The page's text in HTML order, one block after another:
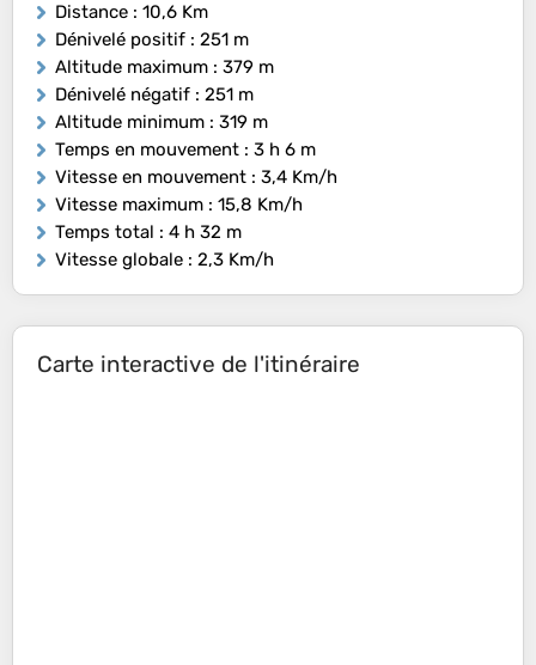
Distance : 10,6 Km
Dénivelé positif : 251 m
Altitude maximum : 379 m
Dénivelé négatif : 251 m
Altitude minimum : 319 m
Temps en mouvement : 3 h 6 m
Vitesse en mouvement : 3,4 Km/h
Vitesse maximum : 15,8 Km/h
Temps total : 4 h 32 m
Vitesse globale : 2,3 Km/h
Carte interactive de l'itinéraire